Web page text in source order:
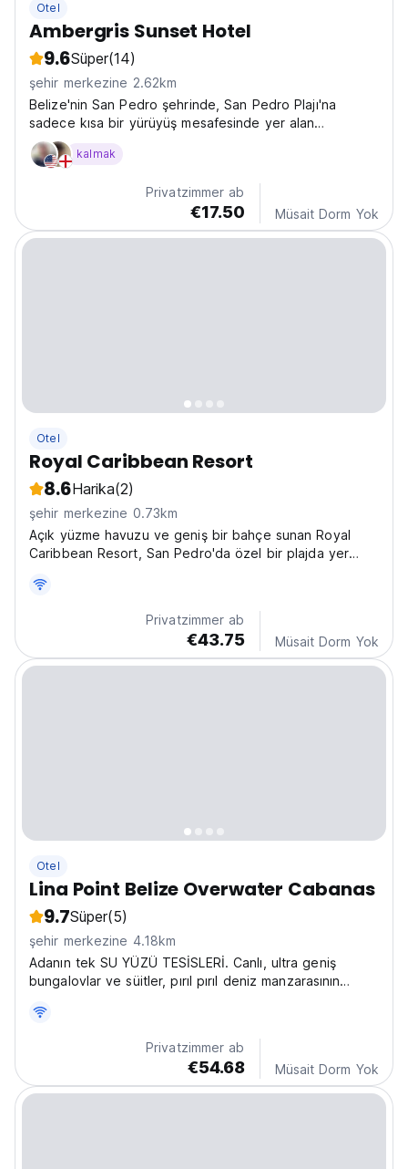
Otel
Ambergris Sunset Hotel
9.6Süper(14)
şehir merkezine 2.62km
Belize'nin San Pedro şehrinde, San Pedro Plajı'na
sadece kısa bir yürüyüş mesafesinde yer alan
Ambergris Sunset Hotel, açık yüzme havuzu, ücretsiz
özel otopark, bahçe ve teras ile konaklama imkanı
kalmak
Privatzimmer ab
€17.50 Müsait Dorm Yok
Otel
Royal Caribbean Resort
8.6Harika(2)
şehir merkezine 0.73km
Açık yüzme havuzu ve geniş bir bahçe sunan Royal
Caribbean Resort, San Pedro'da özel bir plajda yer
genelinde ücretsiz Wi-Fi erişimi mevcuttur.
Privatzimmer ab
€43.75 Müsait Dorm Yok
Otel
Lina Point Belize Overwater Cabanas
9.7Süper(5)
şehir merkezine 4.18km
Adanın tek SU YÜZÜ TESİSLERİ. Canlı, ultra geniş
bungalovlar ve süitler, pırıl pırıl deniz manzarasının
Privatzimmer ab
€54.68 Müsait Dorm Yok